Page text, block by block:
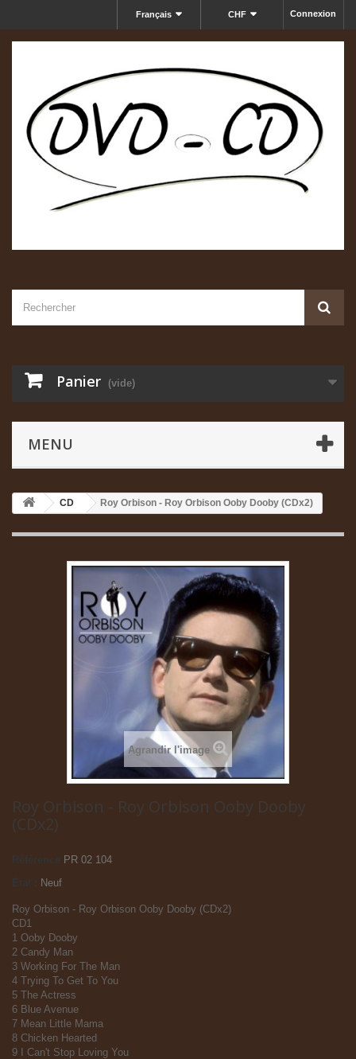
Connexion
CHF
Français
Panier (vide)
MENU
CD Roy Orbison - Roy Orbison Ooby Dooby (CDx2)
Agrandir l'image
Roy Orbison - Roy Orbison Ooby Dooby
(CDx2)
Référence
PR 02 104
Neuf
Roy Orbison - Roy Orbison Ooby Dooby (CDx2)
CD1
1 Ooby Dooby
2 Candy Man
3 Working For The Man
4 Trying To Get To You
5 The Actress
6 Blue Avenue
7 Mean Little Mama
8 Chicken Hearted
9 I Can't Stop Loving You